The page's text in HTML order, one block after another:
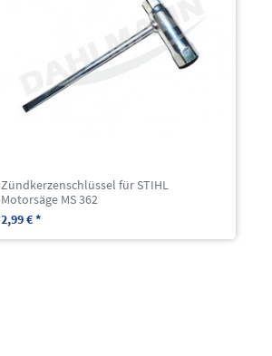
Zündkerzenschlüssel für STIHL
Motorsäge MS 362
2,99 € *